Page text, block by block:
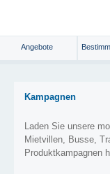
Angebote
Kampagnen
Laden Sie unsere
Mietvillen, Busse,
Produktkampagnen